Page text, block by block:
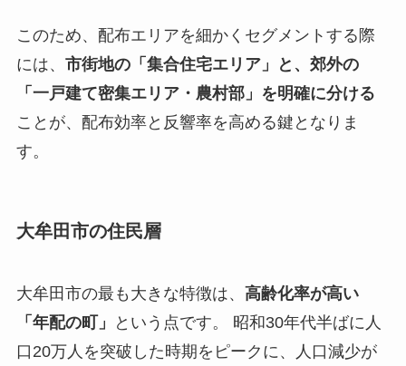
このため、配布エリアを細かくセグメントする際
には、 市街地の「集合住宅エリア」と、郊外の
「一戸建て密集エリア・農村部」を明確に分ける
ことが、配布効率と反響率を高める鍵となりま
す。
大牟田市の住民層
大牟田市の最も大きな特徴は、 高齢化率が高い
「年配の町」
という点です。 昭和30年代半ばに人
口20万人を突破した時期をピークに、人口減少が